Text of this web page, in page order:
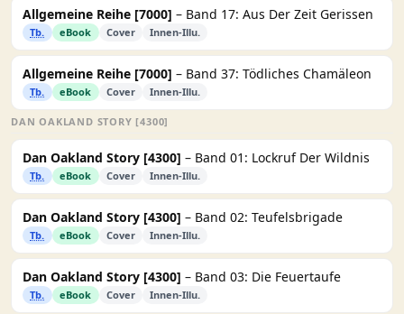
Allgemeine Reihe [7000] – Band 17: Aus Der Zeit Gerissen
Tb. eBook Cover Innen-Illu.
Allgemeine Reihe [7000] – Band 37: Tödliches Chamäleon
Tb. eBook Cover Innen-Illu.
DAN OAKLAND STORY [4300]
Dan Oakland Story [4300] – Band 01: Lockruf Der Wildnis
Tb. eBook Cover Innen-Illu.
Dan Oakland Story [4300] – Band 02: Teufelsbrigade
Tb. eBook Cover Innen-Illu.
Dan Oakland Story [4300] – Band 03: Die Feuertaufe
Tb. eBook Cover Innen-Illu.